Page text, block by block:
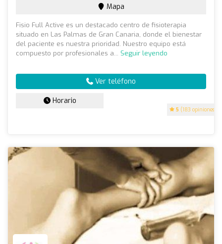
5 (183 opiniones)
Mapa
Fisio Full Active es un destacado centro de fisioterapia
situado en Las Palmas de Gran Canaria, donde el bienestar
del paciente es nuestra prioridad. Nuestro equipo está
compuesto por profesionales a... Seguir leyendo
Ver teléfono
Horario